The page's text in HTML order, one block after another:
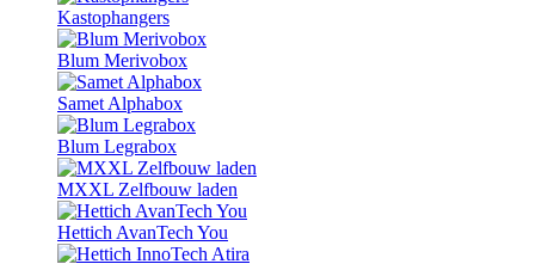
Kastophangers
Blum Merivobox
Samet Alphabox
Blum Legrabox
MXXL Zelfbouw laden
Hettich AvanTech You